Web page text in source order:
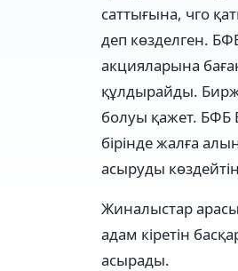
саттығына, чго
деп көзделген.
акцияларына
құлдырайды.
болуы қажет. БФБ
бірінде жалға
асыруды
Жиналыстар
адам кіретін
асырады.